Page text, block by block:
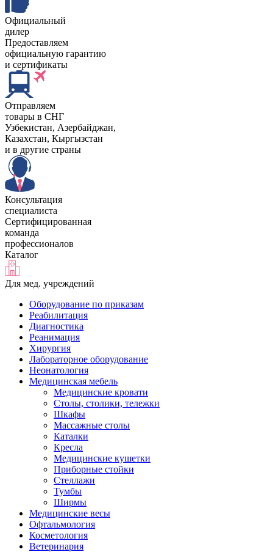
Официальный
дилер
Предоставляем
официальную гарантию
и сертификаты
Отправляем
товары в СНГ
Узбекистан, Aзербайджан,
Казахстан, Кыргызстан
и в другие страны
Консультация
специалиста
Сертифицированная
команда
профессионалов
Каталог
Для мед. учреждений
Оборудование по приказам
Реабилитация
Диагностика
Реанимация
Хирургия
Лабораторное оборудование
Неонатология
Медицинская мебель
Медицинские кровати
Столы, столики, тележки
Шкафы
Массажные столы
Каталки
Кресла
Медицинские кушетки
Приборные стойки
Стеллажи
Тумбы
Ширмы
Медицинские весы
Офтальмология
Косметология
Ветеринария